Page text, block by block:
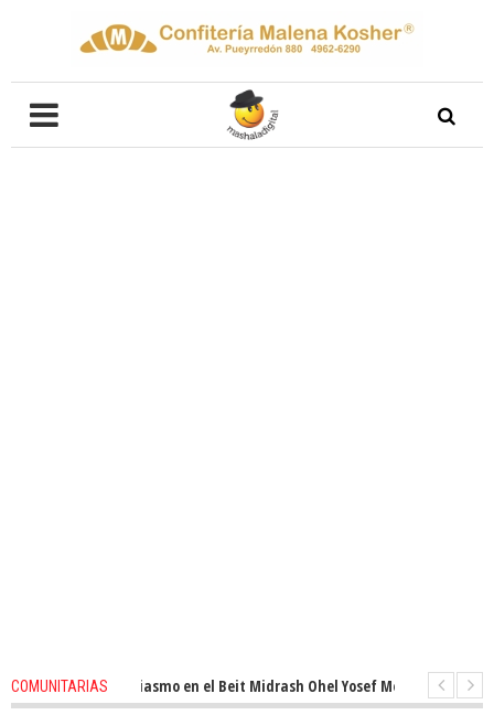
COMUNITARIAS
entusiasmo en el Beit Midrash Ohel Yosef Moshe 1 months ago